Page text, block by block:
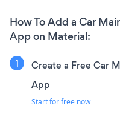
How To Add a Car
App on Material:
Create a Free Car
App
Start for free now